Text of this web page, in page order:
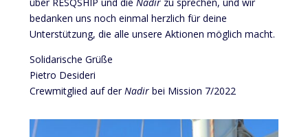
bedanken uns noch einmal herzlich für deine
Unterstützung, die alle unsere Aktionen möglich macht.
Solidarische Grüße
Pietro Desideri
Crewmitglied auf derNadirbei Mission 7/2022